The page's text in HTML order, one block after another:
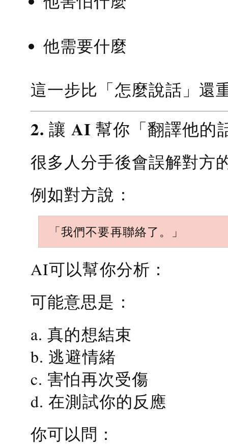
他需要什麼
這一步比「怎麼說話」還
2. 讓 AI 幫你「翻譯他的
很多人分手後會誤解對方
例如對方說：
「我們不要再聯絡了。」
AI可以幫你分析：
可能意思是：
a. 真的想結束
b. 逃避情緒
c. 害怕再次受傷
d. 在測試你的反應
你可以問：